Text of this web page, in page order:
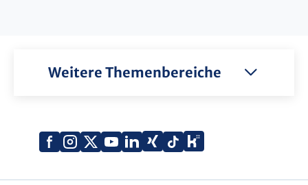
Weitere Themenbereiche
Facebook
Instagram
X
YouTube
LinkedIn
Xing TiktokKununu